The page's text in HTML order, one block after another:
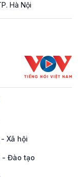
Hà Nội
Xã hội
- Đào tạo